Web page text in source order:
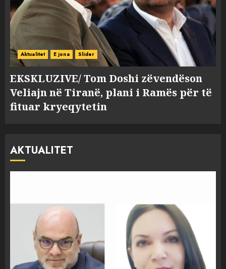
Aktualitet E jona Slider
EKSKLUZIVE/ Tom Doshi zëvendëson
Veliajn në Tiranë, plani i Ramës për të
fituar kryeqytetin
AKTUALITET